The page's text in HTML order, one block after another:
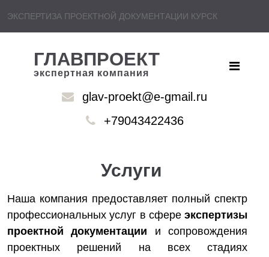
ЭКСПЕРТИЗА ПРОЕКТНОЙ ДОКУМЕНТАЦИИ КУРСК
ГЛАВПРОЕКТ
экспертная компания
glav-proekt@e-gmail.ru
+79043422436
Услуги
Наша компания предоставляет полный спектр
профессиональных услуг в сфере экспертизы
проектной документации и сопровождения
проектных решений на всех стадиях